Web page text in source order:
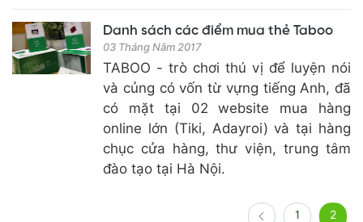
Danh sách các điểm mua thẻ Taboo
03 Tháng Năm 2017
TABOO - trò chơi thú vị để luyện nói
và củng có vốn từ vựng tiếng Anh, đã
có mặt tại 02 website mua hàng
online lớn (Tiki, Adayroi) và tại hàng
chục cửa hàng, thư viện, trung tâm
đào tạo tại Hà Nội.
1 2